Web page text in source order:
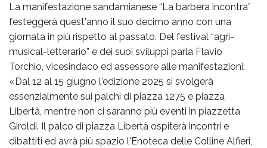
La manifestazione sandamianese “La barbera incontra”
festeggerà quest'anno il suo decimo anno con una
giornata in più rispetto al passato. Del festival “agri-
musical-letterario” e dei suoi sviluppi parla Flavio
Torchio, vicesindaco ed assessore alle manifestazioni:
«Dal 12 al 15 giugno l'edizione 2025 si svolgerà
essenzialmente sui palchi di piazza 1275 e piazza
Libertà, mentre non ci saranno più eventi in piazzetta
Giroldi. Il palco di piazza Libertà ospiterà incontri e
dibattiti ed avrà più spazio l'Enoteca delle Colline Alfieri,